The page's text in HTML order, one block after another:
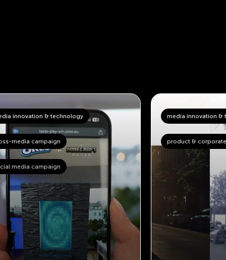
innovation & technology
media campaign
media campaign
media innovation &
product &